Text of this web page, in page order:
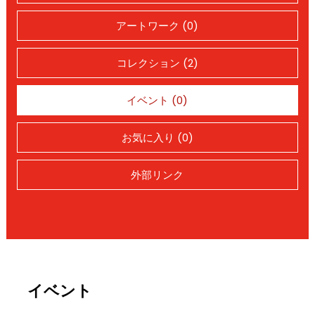
アートワーク (0)
コレクション (2)
イベント (0)
お気に入り (0)
外部リンク
イベント